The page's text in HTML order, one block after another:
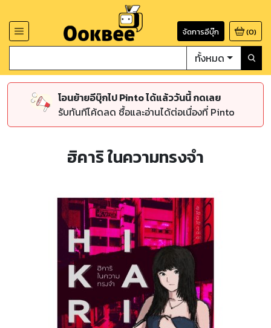
จัดการอีบุ๊ก (0)
ทั้งหมด
โอนย้ายอีบุ๊กไป Pinto ได้แล้ววันนี้ กดเลย
รับทันทีโค้ดลด ซื้อและอ่านได้ต่อเนื่องที่ Pinto
ฮิคาริ ในความทรงจำ